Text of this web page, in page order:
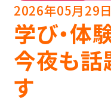
2026年05月29
学び・体
今夜も話
す